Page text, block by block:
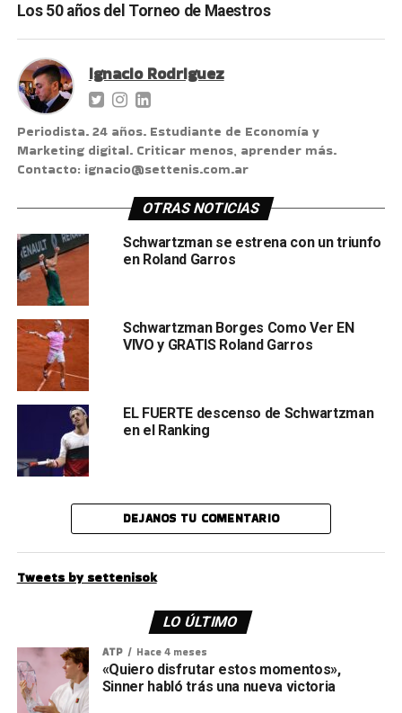
Los 50 años del Torneo de Maestros
Ignacio Rodriguez
Periodista. 24 años. Estudiante de Economía y
Marketing digital. Criticar menos, aprender más.
Contacto: ignacio@settenis.com.ar
OTRAS NOTICIAS
Schwartzman se estrena con un triunfo
en Roland Garros
Schwartzman Borges Como Ver EN
VIVO y GRATIS Roland Garros
EL FUERTE descenso de Schwartzman
en el Ranking
DEJANOS TU COMENTARIO
Tweets by settenisok
LO ÚLTIMO
ATP Hace 4 meses
«Quiero disfrutar estos momentos»,
Sinner habló trás una nueva victoria